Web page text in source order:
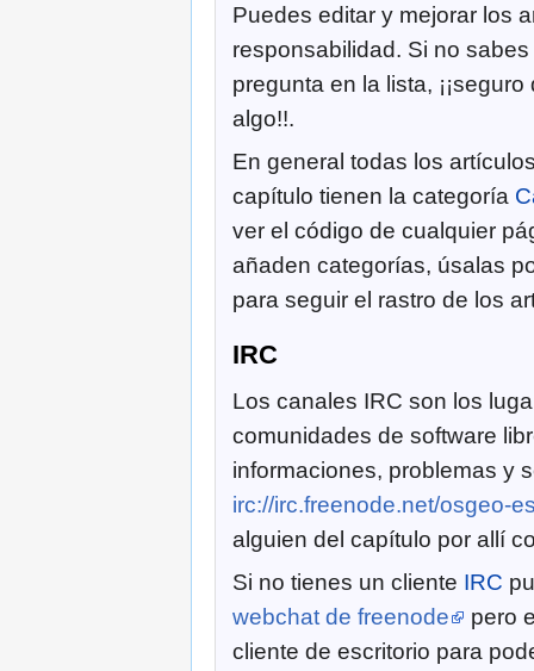
Puedes editar y mejorar los
responsabilidad. Si no
pregunta en la lista,
algo!!.
En general todas los
capítulo tienen la categoría
ver el código de cualquier
añaden categorías, úsalas
para seguir el rastro de los
IRC
Los canales IRC son los
comunidades de software
informaciones, problemas y
irc://irc.freenode.net/osgeo-
alguien del capítulo por allí
Si no tienes un cliente IRC
webchat de freenode
pero
cliente de escritorio para